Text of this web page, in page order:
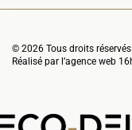
© 2026 Tous droits
Réalisé par l’agence web